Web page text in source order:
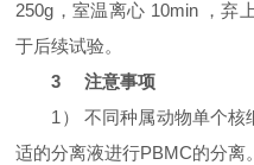
250g，室温离心 10min ，弃
于后续试验。
3 注意事项
1） 不同种属动物单个
适的分离液进行PBMC的分离。